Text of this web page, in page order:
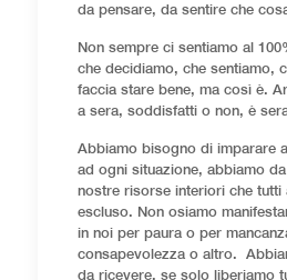
da pensare, da sentire che
Non sempre ci sentiamo al
che decidiamo, che sentiamo,
faccia stare bene, ma così è.
a sera, soddisfatti o non, è
Abbiamo bisogno di imparare
ad ogni situazione, abbiamo
nostre risorse interiori che tutti
escluso. Non osiamo
in noi per paura o per
consapevolezza o altro.
da ricevere, se solo liberiamo